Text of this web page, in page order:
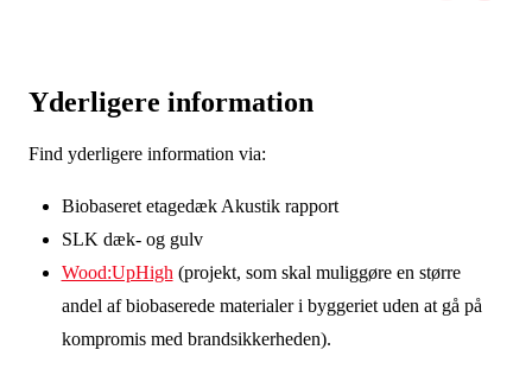
byggeri er sandet lagt ud i et bikubesystem af pap,
som sikrer en hurtig og nem montage.
rapporten Fremtidens Biobaserede Etagedæk
Yderligere information
Find yderligere information via:
Biobaseret etagedæk Akustik rapport
SLK dæk- og gulv
Wood:UpHigh (projekt, som skal muliggøre en større
andel af biobaserede materialer i byggeriet uden at gå på
kompromis med brandsikkerheden).